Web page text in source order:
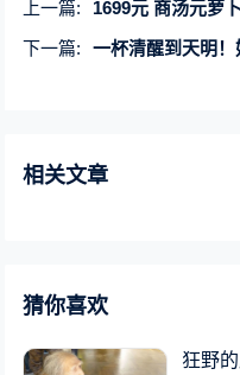
上一篇:
1699元 商汤元萝
下一篇:
一杯清醒到天明
相关文章
猜你喜欢
狂野